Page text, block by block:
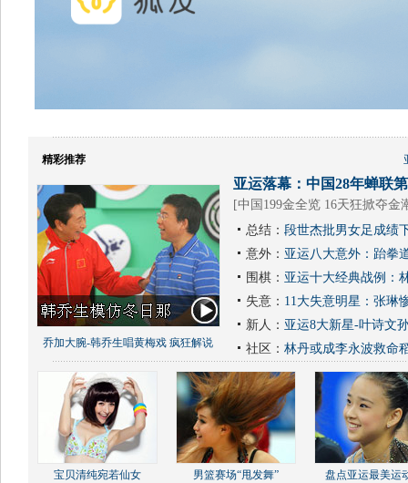
精彩推荐
乔加大腕-韩乔生唱黄梅戏 疯狂解说
亚运落幕：中国28年蝉联
[中国199金全览 16天狂掀夺金
总结： 段世杰批男女足成绩
意外： 亚运八大意外：跆拳
围棋： 亚运十大经典战例：
失意： 11大失意明星：张琳
新人： 亚运8大新星-叶诗文
社区： 林丹或成李永波救命
宝贝清纯宛若仙女 男篮赛场“甩发舞” 盘点亚运最美运